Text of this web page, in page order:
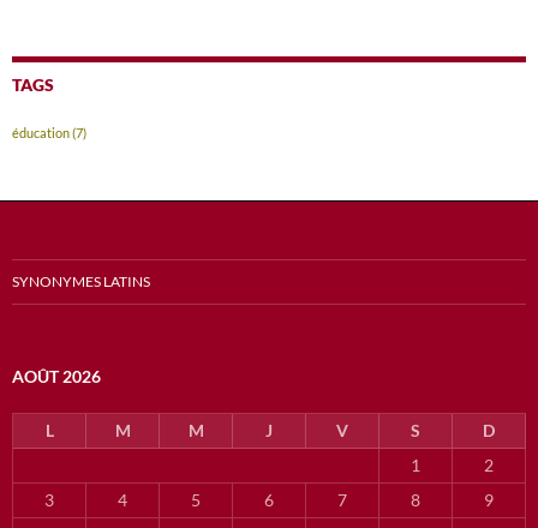
TAGS
éducation(7)
SYNONYMES LATINS
AOÛT 2026
L M M J V S
D
1
2
3
4 5 6 7 8
9